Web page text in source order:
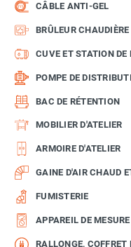
CÂBLE ANTI-GEL
BRÛLEUR CHAUDIÈRE
CUVE ET STATION
POMPE DE
BAC DE RÉTENTION
MOBILIER D'ATELIER
ARMOIRE D'ATELIER
GAINE D'AIR CHAUD
FUMISTERIE
APPAREIL DE MESURE
RALLONGE, COFFRET